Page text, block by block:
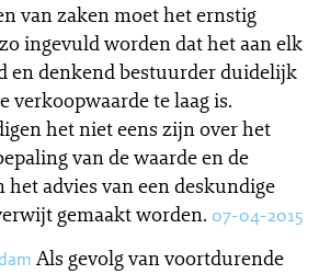
van zaken moet het ernstig
ingevuld worden dat het aan elk
en denkend bestuurder duidelijk
verkoopwaarde te laag is.
het niet eens zijn over het
van de waarde en de
advies van een deskundige
gemaakt worden. 07-04-2015
Als gevolg van voortdurende